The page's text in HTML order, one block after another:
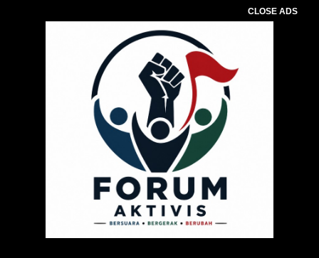
CLOSE ADS